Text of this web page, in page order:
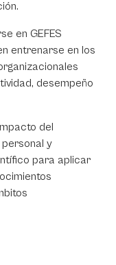
en GEFES
entrenarse en los
desempeño
del
y
para aplicar